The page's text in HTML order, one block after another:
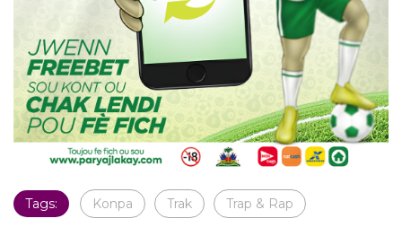
Tags: Konpa Trak Trap & Rap